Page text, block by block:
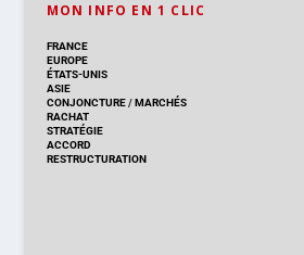
MON INFO EN 1 CLIC
FRANCE
EUROPE
ÉTATS-UNIS
ASIE
CONJONCTURE/MARCHÉS
RACHAT
STRATÉGIE
ACCORD
RESTRUCTURATION